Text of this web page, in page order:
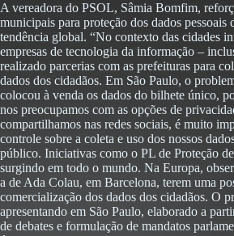
A vereadora do PSOL, Sâmia Bomfim,
municipais para proteção dos dados pessoais
tendência global. “No contexto das cidades
empresas de tecnologia da informação –
realizado parcerias com as prefeituras para
dados dos cidadãos. Em São Paulo, o
colocou à venda os dados do bilhete único,
nos preocupamos com as opções de
compartilhamos nas redes sociais, é muito
controle sobre a coleta e uso dos nossos
público. Iniciativas como o PL de Proteção
surgindo em todo o mundo. Na Europa,
a de Ada Colau, em Barcelona, terem uma
comercialização dos dados dos cidadãos. O
apresentando em São Paulo, elaborado a
de debates e formulação de mandatos